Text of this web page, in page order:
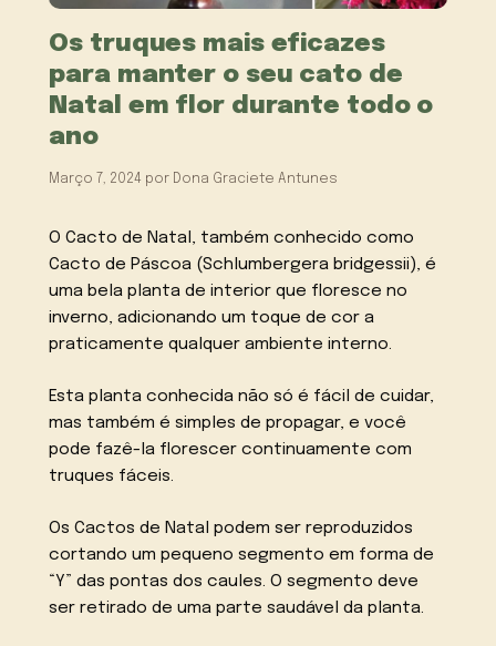
Os truques mais eficazes
para manter o seu cato de
Natal em flor durante todo o
ano
Março 7, 2024 por Dona Graciete Antunes
O Cacto de Natal, também conhecido como
Cacto de Páscoa (Schlumbergera bridgessii), é
uma bela planta de interior que floresce no
inverno, adicionando um toque de cor a
praticamente qualquer ambiente interno.
Esta planta conhecida não só é fácil de cuidar,
mas também é simples de propagar, e você
pode fazê-la florescer continuamente com
truques fáceis.
Os Cactos de Natal podem ser reproduzidos
cortando um pequeno segmento em forma de
“Y” das pontas dos caules. O segmento deve
ser retirado de uma parte saudável da planta.